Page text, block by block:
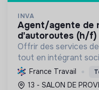
INVA
agent/agente de nettoyage des aires
d'autoroutes (h/f)
Offrir des services
tout en intégrant
éloignées de l'emploi
transition écologique
France Travail
13 - SALON DE